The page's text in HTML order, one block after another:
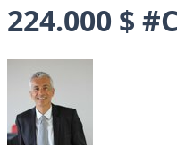
224.000 $